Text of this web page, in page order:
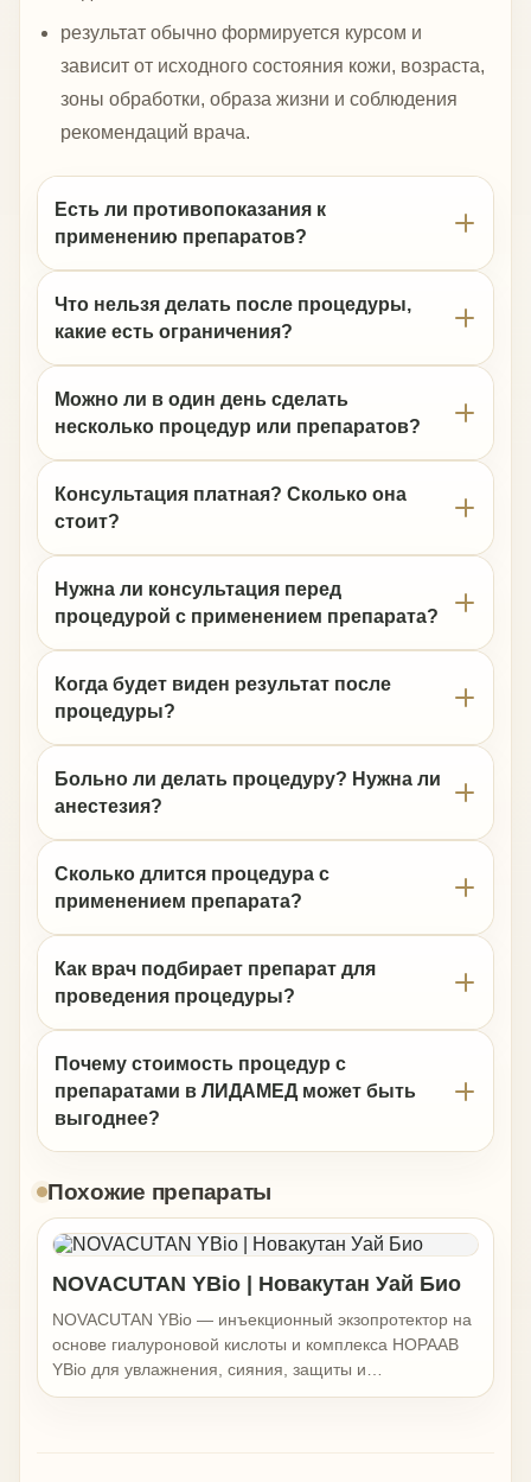
результат обычно формируется курсом и
зависит от исходного состояния кожи, возраста,
зоны обработки, образа жизни и соблюдения
рекомендаций врача.
Есть ли противопоказания к
применению препаратов?
Что нельзя делать после процедуры,
какие есть ограничения?
Можно ли в один день сделать
несколько процедур или препаратов?
Консультация платная? Сколько она
стоит?
Нужна ли консультация перед
процедурой с применением препарата?
Когда будет виден результат после
процедуры?
Больно ли делать процедуру? Нужна ли
анестезия?
Сколько длится процедура с
применением препарата?
Как врач подбирает препарат для
проведения процедуры?
Почему стоимость процедур с
препаратами в ЛИДАМЕД может быть
выгоднее?
Похожие препараты
NOVACUTAN YBio | Новакутан Уай Био
NOVACUTAN YBio — инъекционный экзопротектор на
основе гиалуроновой кислоты и комплекса HOPAAB
YBio для увлажнения, сияния, защиты и
восстановления свежего вида кожи. Препарат